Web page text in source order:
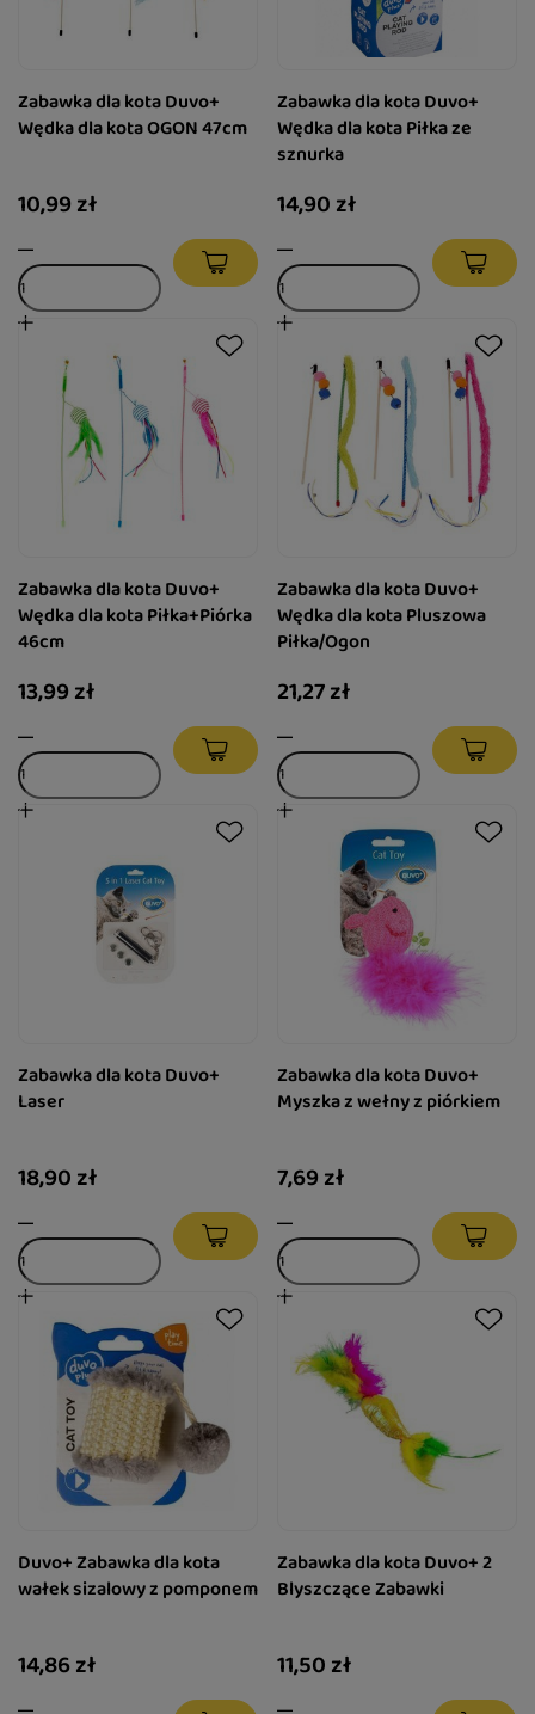
Zabawka dla kota Duvo+
Wędka dla kota OGON 47cm
10,99 zł
Zabawka dla kota Duvo+
Wędka dla kota Piłka ze
sznurka
14,90 zł
Zabawka dla kota Duvo+
Wędka dla kota Piłka+Piórka
46cm
13,99 zł
Zabawka dla kota Duvo+
Wędka dla kota Pluszowa
Piłka/Ogon
21,27 zł
Zabawka dla kota Duvo+
Laser
18,90 zł
Zabawka dla kota Duvo+
Myszka z wełny z piórkiem
7,69 zł
Duvo+ Zabawka dla kota
wałek sizalowy z pomponem
14,86 zł
Zabawka dla kota Duvo+ 2
Blyszczące Zabawki
11,50 zł